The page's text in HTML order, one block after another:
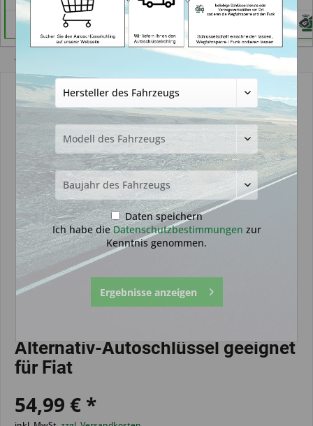
Alternativ-Funkautoschlüssel
Alternativ-Autoschlüssel geeignet
für Fiat
54,99 € *
Daten speichern
Ich habe dieDatenschutzbestimmungen zur
Kenntnis genommen.
Ergebnisse anzeigen